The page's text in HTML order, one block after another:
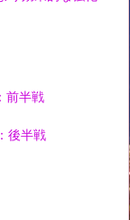
前半戦
後半戦